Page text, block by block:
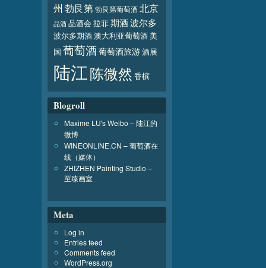
州 勃艮第勃艮第葡萄酒北京
品酒品酒会 拉菲期酒波尔多
波尔多期酒澳大利亚葡萄酒美
国 葡萄酒葡萄酒旅游酒展
陆江陈微然 香槟
Blogroll
Maxime LU's Weibo – 陆江的
微博
WINEONLINE.CN – 葡萄酒在
线（媒体）
ZHIZHEN Painting Studio –
至臻画室
Meta
Log in
Entries feed
Comments feed
WordPress.org